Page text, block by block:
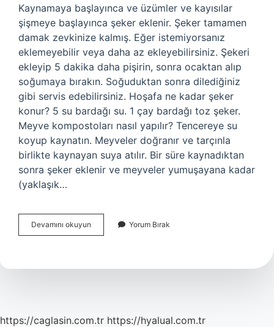
Kaynamaya başlayınca ve üzümler ve kayısılar
şişmeye başlayınca şeker eklenir. Şeker tamamen
damak zevkinize kalmış. Eğer istemiyorsanız
eklemeyebilir veya daha az ekleyebilirsiniz. Şekeri
ekleyip 5 dakika daha pişirin, sonra ocaktan alıp
soğumaya bırakın. Soğuduktan sonra dilediğiniz
gibi servis edebilirsiniz. Hoşafa ne kadar şeker
konur? 5 su bardağı su. 1 çay bardağı toz şeker.
Meyve kompostoları nasıl yapılır? Tencereye su
koyup kaynatın. Meyveler doğranır ve tarçınla
birlikte kaynayan suya atılır. Bir süre kaynadıktan
sonra şeker eklenir ve meyveler yumuşayana kadar
(yaklaşık…
Devamını okuyun Kompostoya
Ne
Konur
Yorum Bırak
https://caglasin.com.tr https://hyalual.com.tr